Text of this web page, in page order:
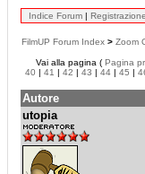
Indice Forum | Registrazione
FilmUP Forum Index > Zoom
Vai alla pagina ( Pagina
40 | 41 | 42 | 43 | 44 | 45 |
Autore
utopia